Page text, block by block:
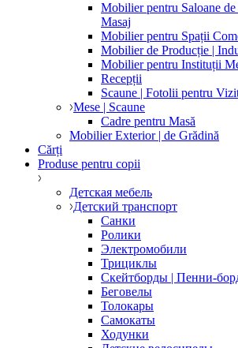
Mobilier pentru Saloane de
Masaj
Mobilier pentru Spații
Mobilier de Producție |
Mobilier pentru Instituții
Recepții
Scaune | Fotolii pentru
Mese | Scaune
Cadre pentru Masă
Mobilier Exterior | de Grădină
Cărți
Produse pentru copii
Детская мебель
Детский транспорт
Санки
Ролики
Электромобили
Трициклы
Скейтборды | Пенни-
Беговелы
Толокары
Самокаты
Ходунки